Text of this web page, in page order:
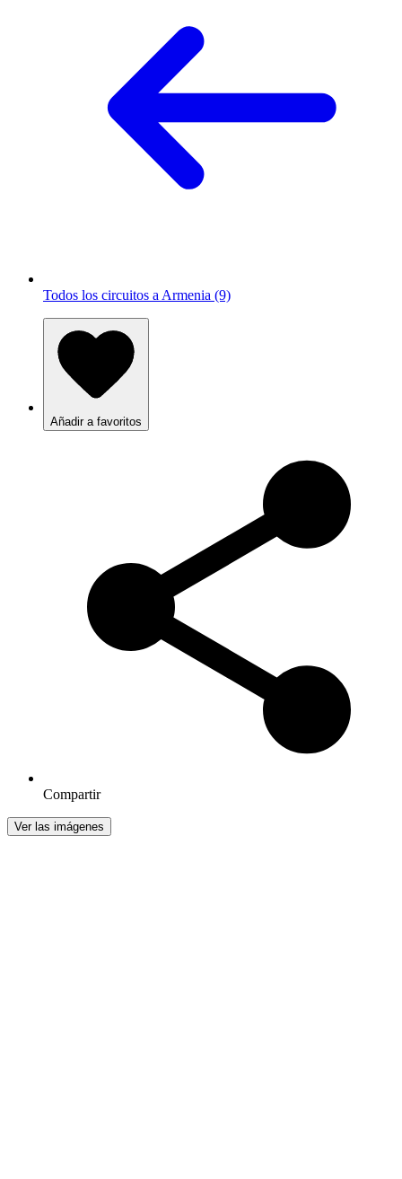
Todos los circuitos a Armenia (9)
Añadir a favoritos
Compartir
Ver las imágenes